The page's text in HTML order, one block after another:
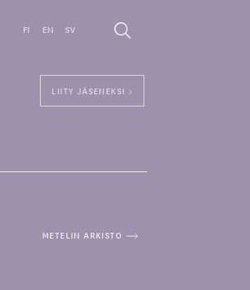
FI EN SV
LIITY JÄSENEKSI >
METELIN ARKISTO